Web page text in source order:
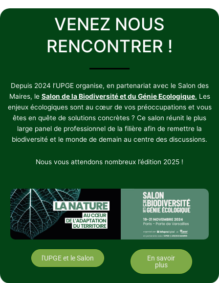
VENEZ NOUS
RENCONTRER !
Depuis 2024 l’UPGE organise, en partenariat avec le Salon des
Maires, le Salon de la Biodiversité et du Génie Ecologique. Les
enjeux écologiques sont au cœur de vos préoccupations et vous
êtes en quête de solutions concrètes ? Ce salon réunit le plus
large panel de professionnel de la filière afin de remettre la
biodiversité et le monde de demain au centre des discussions.
Nous vous attendons nombreux l’édition 2025 !
l'UPGE et le Salon
En savoir
plus